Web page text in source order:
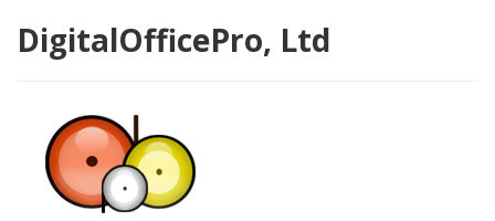
DigitalOfficePro, Ltd